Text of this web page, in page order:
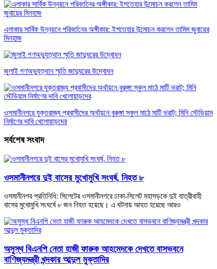
এলাকার সার্বিক উন্নয়নে পরিবর্তনের অঙ্গীকার: ইশতেহার উন্মোচন করলেন তামিম জুবায়ের
মিনহাজ
জুলাই গণঅভ্যুত্থান স্মৃতি জাদুঘরের উদ্বোধন
ওসমানীনগরে যুক্তরাজ্য প্রবাসীদের অর্থায়নে বুরুঙ্গা স্কুল মাঠে মাটি ভরাট; মিনি স্টেডিয়াম
নির্মাণের দাবি খেলোয়াড়দের
সর্বশেষ সংবাদ
ওসমানীনগরে দুই বাসের মুখোমুখি সংঘর্ষ, নিহত ৮
ওসমানীনগর প্রতিনিধি: সিলেটের ওসমানীনগরে ঢাকা-সিলেট মহাসড়কে দুই যাত্রীবাহী
বাসের মুখোমুখি সংঘর্ষে ৮ জন নিহত হয়েছে। এ ঘটনায় আহত হয়েছে আরও
অসুস্থ বিএনপি নেতা হাজী ফারুক আহমেদকে দেখতে বাসভবনে
বাণিজ্যমন্ত্রী খন্দকার আব্দুল মুক্তাদির